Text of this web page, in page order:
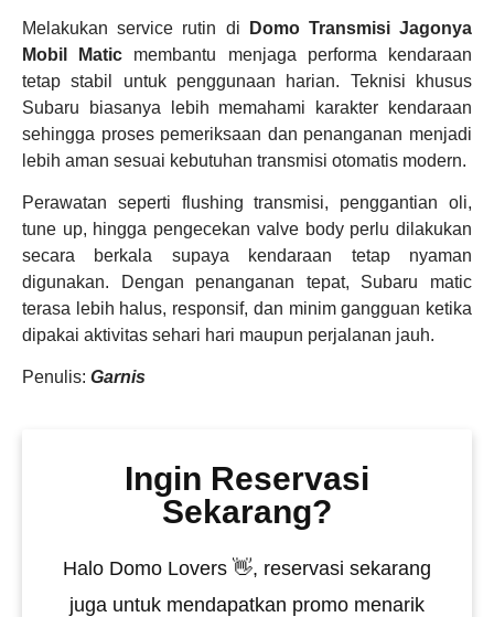
Melakukan service rutin di
Domo Transmisi Jagonya
Mobil Matic membantu menjaga performa kendaraan
tetap stabil untuk penggunaan harian. Teknisi khusus
Subaru biasanya lebih memahami karakter kendaraan
sehingga proses pemeriksaan dan penanganan menjadi
lebih aman sesuai kebutuhan transmisi otomatis modern.
Perawatan seperti flushing transmisi, penggantian oli,
tune up, hingga pengecekan valve body perlu dilakukan
secara berkala supaya kendaraan tetap nyaman
digunakan. Dengan penanganan tepat, Subaru matic
terasa lebih halus, responsif, dan minim gangguan ketika
dipakai aktivitas sehari hari maupun perjalanan jauh.
Penulis: Garnis
Ingin Reservasi
Sekarang?
Halo Domo Lovers 👋, reservasi sekarang
juga untuk mendapatkan promo menarik